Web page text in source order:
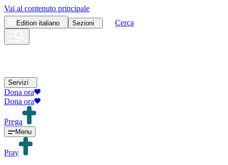
Vai al contenuto principale
Edition italiano Sezioni Cerca
Servizi
Dona ora
Dona ora
Prega
Menu
Pray